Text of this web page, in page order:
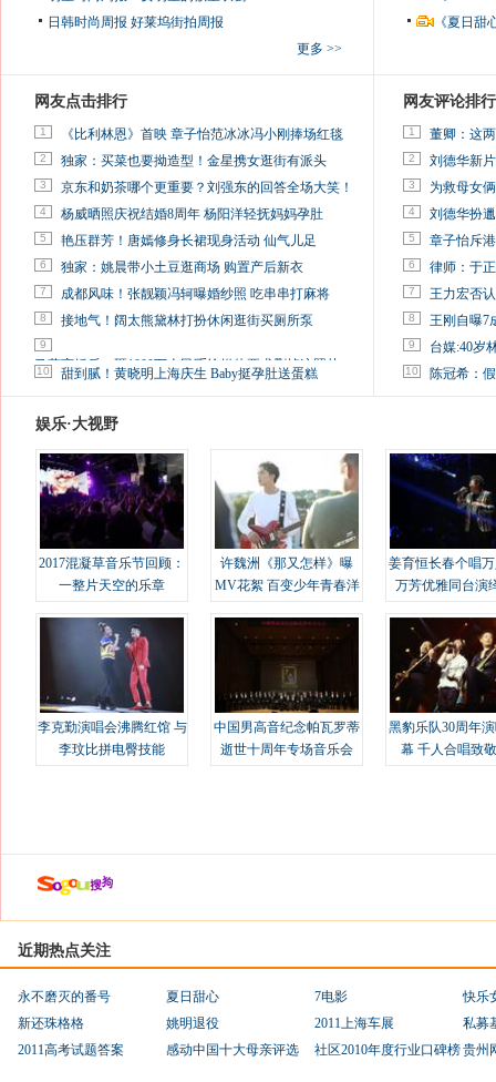
日韩时尚周报 好莱坞街拍周报
更多 >>
《夏日
网友点击排行
1 《比利林恩》首映 章子怡范冰冰冯小刚捧场红毯
2 独家：买菜也要拗造型！金星携女逛街有派头
3 京东和奶茶哪个更重要？刘强东的回答全场大笑！
4 杨威晒照庆祝结婚8周年 杨阳洋轻抚妈妈孕肚
5 艳压群芳！唐嫣修身长裙现身活动 仙气儿足
6 独家：姚晨带小土豆逛商场 购置产后新衣
7 成都风味！张靓颖冯轲曝婚纱照 吃串串打麻将
8 接地气！阔太熊黛林打扮休闲逛街买厕所泵
9
马蓉离婚后，砸1000万人民币给媒体要求删掉这照片
10 甜到腻！黄晓明上海庆生 Baby挺孕肚送蛋糕
网友评论排行
1 董卿：这
2 刘德华新
3 为救母女
4 刘德华扮
5 章子怡斥
6 律师：于
7 王力宏否
8 王刚自曝7
9 台媒:40岁
10 陈冠希：
娱乐·大视野
2017混凝草音乐节回顾：
一整片天空的乐章
许魏洲《那又怎样》曝
MV花絮 百变少年青春洋
姜育恒长春个唱
万芳优雅同台演
李克勤演唱会沸腾红馆 与
李玟比拼电臀技能
中国男高音纪念帕瓦罗蒂
逝世十周年专场音乐会
黑豹乐队30周年
幕 千人合唱致
近期热点关注
永不磨灭的番号 夏日甜心 7电影
快乐
新还珠格格
姚明退役 2011上海车展
私募
2011高考试题答案
感动中国十大母亲评选 社区2010年度行业口碑榜贵州